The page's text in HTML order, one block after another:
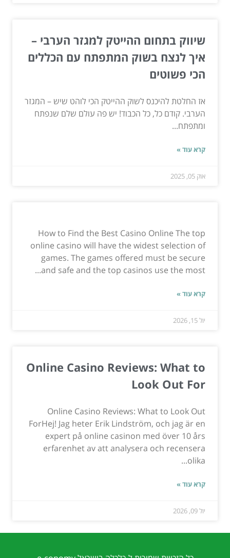
שיווק בתחום ההייטק למגזר הערבי –
איך לנצח בשוק המתפתח עם הכללים
הכי פשוטים
אז החלטת להיכנס לשוק ההייטק הכי לוהט שיש – המגזר
הערבי. קודם כל, כל הכבוד! יש פה עולם שלם שנפתח
ומתפתח...
קרא עוד »
אוק 05, 2025
How to Find the Best Casino Online The top
online casino will have the widest selection of
games. The games offered must be secure
and safe and the top casinos use the most...
קרא עוד »
יול 15, 2026
Online Casino Reviews: What to
Look Out For
Online Casino Reviews: What to Look Out
ForHej! Jag heter Erik Lindström, och jag är en
expert på online casinon med över 10 års
erfarenhet av att analysera och recensera
olika...
קרא עוד »
יול 09, 2026